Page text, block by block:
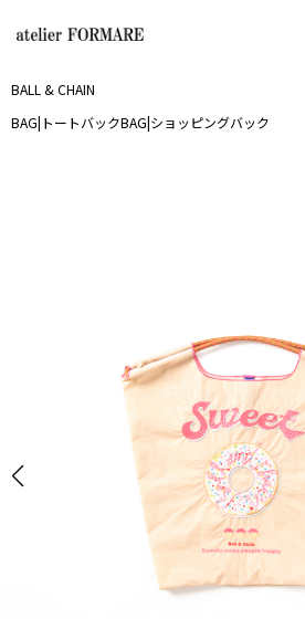
BALL & CHAIN
BAG| トートバックBAG|ショッピングバック